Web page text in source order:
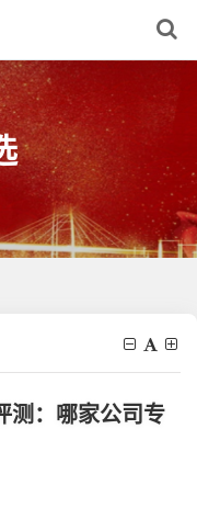
测：哪家公司专